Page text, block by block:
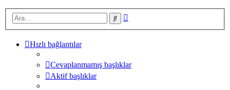
Ara
Hızlı bağlantılar
Cevaplanmamış başlıklar
Aktif başlıklar